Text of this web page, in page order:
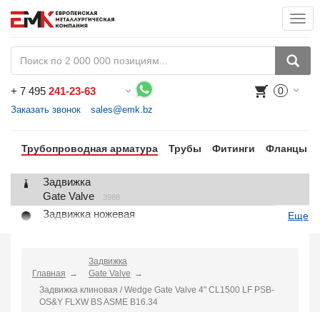
+ 7 495 241-23-63
Заказать звонок sales@emk.bz
0
Трубопроводная арматура Трубы Фитинги Фланцы
Задвижка
Gate Valve
3988
Задвижка ножевая
Globe Valve
2191
Клапан регулирующий
Control Valve
2
Еще
Главная
Задвижка
Gate Valve
Задвижка клиновая / Wedge Gate Valve 4" CL1500 LF PSB-
OS&Y FLXW BS ASME B16.34